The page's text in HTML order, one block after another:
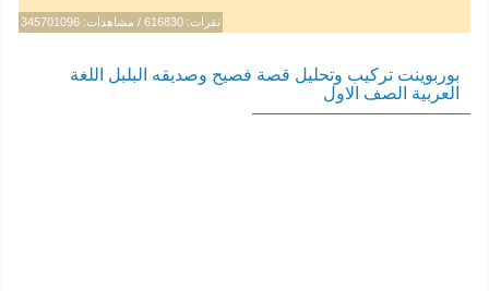
نقرات: 616830 / مشاهدات: 345701096
بوربوينت تركيب وتحليل قصة فصيح وصديقه البلبل اللغة
العربية الصف الاول